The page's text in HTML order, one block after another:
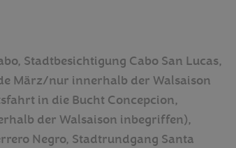
Stadtbesichtigung Cabo San Lucas,
März/nur innerhalb der Walsaison
in die Bucht Concepcion,
der Walsaison inbegriffen),
Negro, Stadtrundgang Santa